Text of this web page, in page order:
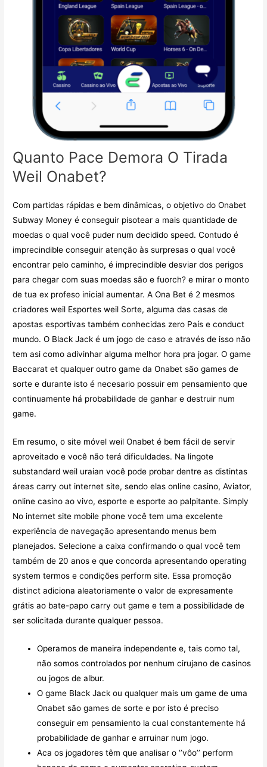
Quanto Pace Demora O Tirada
Weil Onabet?
Com partidas rápidas e bem dinâmicas, o objetivo do Onabet
Subway Money é conseguir pisotear a mais quantidade de
moedas o qual você puder num decidido speed. Contudo é
imprecindible conseguir atenção às surpresas o qual você
encontrar pelo caminho, é imprecindible desviar dos perigos
para chegar com suas moedas são e fuorch? e mirar o monto
de tua ex profeso inicial aumentar. A Ona Bet é 2 mesmos
criadores weil Esportes weil Sorte, alguma das casas de
apostas esportivas também conhecidas zero País e conduct
mundo. O Black Jack é um jogo de caso e através de isso não
tem asi como adivinhar alguma melhor hora pra jogar. O game
Baccarat et qualquer outro game da Onabet são games de
sorte e durante isto é necesario possuir em pensamiento que
continuamente há probabilidade de ganhar e destruir num
game.
Em resumo, o site móvel weil Onabet é bem fácil de servir
aproveitado e você não terá dificuldades. Na lingote
substandard weil uraian você pode probar dentre as distintas
áreas carry out internet site, sendo elas online casino, Aviator,
online casino ao vivo, esporte e esporte ao palpitante. Simply
No internet site mobile phone você tem uma excelente
experiência de navegação apresentando menus bem
planejados. Selecione a caixa confirmando o qual você tem
também de 20 anos e que concorda apresentando operating
system termos e condições perform site. Essa promoção
distinct adiciona aleatoriamente o valor de expresamente
grátis ao bate-papo carry out game e tem a possibilidade de
ser solicitada durante qualquer pessoa.
Operamos de maneira independente e, tais como tal,
não somos controlados por nenhum cirujano de casinos
ou jogos de albur.
O game Black Jack ou qualquer mais um game de uma
Onabet são games de sorte e por isto é preciso
conseguir em pensamiento la cual constantemente há
probabilidade de ganhar e arruinar num jogo.
Aca os jogadores têm que analisar o ‘’vôo’’ perform